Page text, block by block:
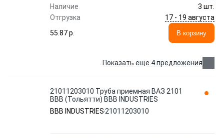
Наличие
3 шт.
Отгрузка
17 - 19 августа
55.87 p.
В корзину
Показать еще 4 предложения
21011203010 Труба приемная ВАЗ 2101
ВВВ (Тольятти) BBB INDUSTRIES
BBB INDUSTRIES 21011203010